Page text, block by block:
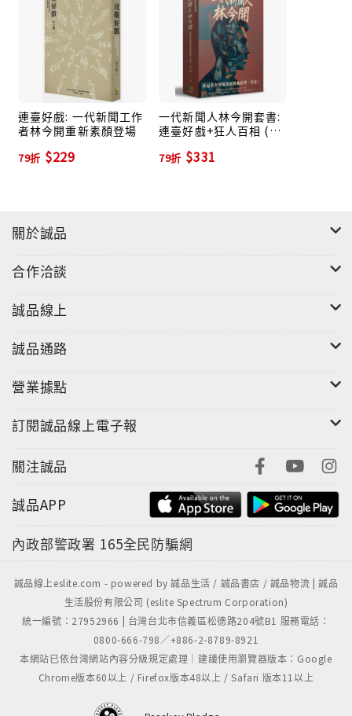
連臺好戲: 一代新聞工作
者林今開重新素顏登場
79折 $229
一代新聞人林今開套書:
連臺好戲+狂人百相 (盒
79折 $331
關於誠品
合作洽談
誠品線上
誠品通路
營業據點
訂閱誠品線上電子報
關注誠品
誠品APP
內政部警政署 165全民防騙網
誠品線上eslite.com - powered by 誠品生活 / 誠品書店 / 誠品物流 | 誠品
生活股份有限公司 (eslite Spectrum Corporation)
統一編號：27952966 | 台灣台北市信義區松德路204號B1 服務電話：
0800-666-798／+886-2-8789-8921
本網站已依台灣網站內容分級規定處理｜建議使用瀏覽器版本：Google
Chrome版本60以上 / Firefox版本48以上 / Safari 版本11以上